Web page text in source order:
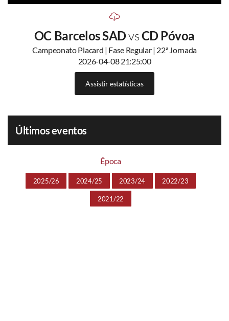
OC Barcelos SADvsCD Póvoa
Campeonato Placard | Fase Regular | 22ª Jornada
2026-04-08 21:25:00
Assistir estatísticas
Últimos eventos
Época
2025/26 2024/25 2023/24 2022/23
2021/22